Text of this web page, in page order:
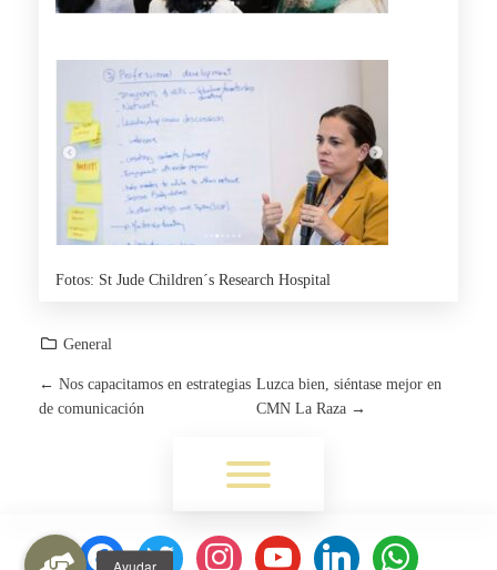
Fotos: St Jude Children´s Research Hospital
General
P
T
← Nos capacitamos en estrategias
de comunicación
Luzca bien, siéntase mejor en
CMN La Raza →
facebooktwitter instagram youtube linkedin whatsapp